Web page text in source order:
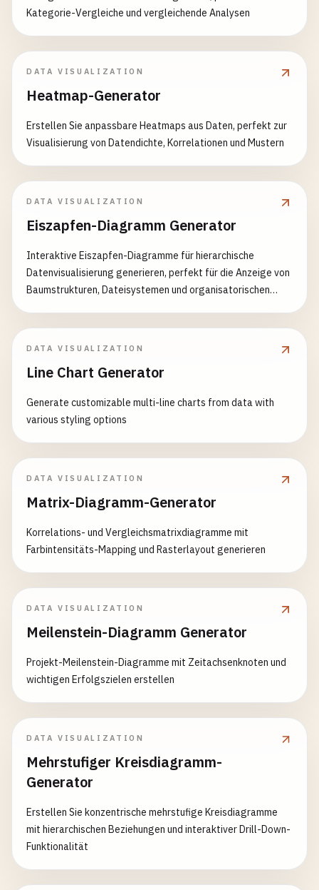
Kategorie-Vergleiche und vergleichende Analysen
DATA VISUALIZATION
Heatmap-Generator
Erstellen Sie anpassbare Heatmaps aus Daten, perfekt zur
Visualisierung von Datendichte, Korrelationen und Mustern
DATA VISUALIZATION
Eiszapfen-Diagramm Generator
Interaktive Eiszapfen-Diagramme für hierarchische
Datenvisualisierung generieren, perfekt für die Anzeige von
Baumstrukturen, Dateisystemen und organisatorischen
DATA VISUALIZATION
Line Chart Generator
Generate customizable multi-line charts from data with
various styling options
DATA VISUALIZATION
Matrix-Diagramm-Generator
Korrelations- und Vergleichsmatrixdiagramme mit
Farbintensitäts-Mapping und Rasterlayout generieren
DATA VISUALIZATION
Meilenstein-Diagramm Generator
Projekt-Meilenstein-Diagramme mit Zeitachsenknoten und
wichtigen Erfolgszielen erstellen
DATA VISUALIZATION
Mehrstufiger Kreisdiagramm-
Generator
Erstellen Sie konzentrische mehrstufige Kreisdiagramme
mit hierarchischen Beziehungen und interaktiver Drill-Down-
Funktionalität